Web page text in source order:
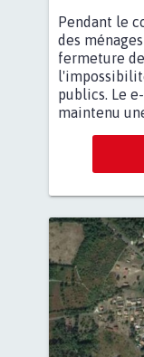
Pendant le
des
fermeture
publics. Le
maintenu